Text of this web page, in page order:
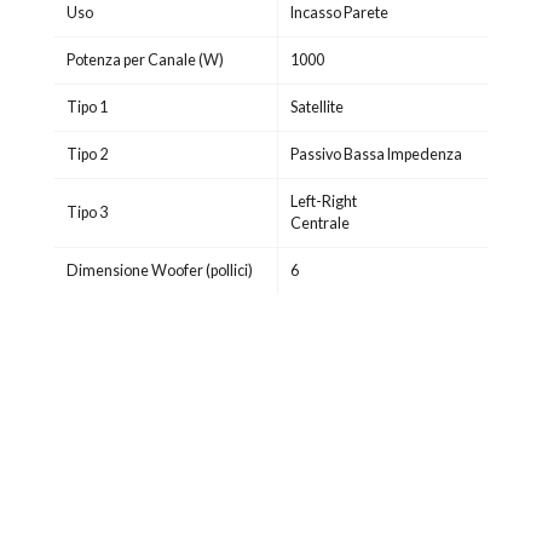
Uso Incasso Parete
Potenza per Canale (W) 1000
Tipo 1 Satellite
Tipo 2 Passivo Bassa Impedenza
Tipo 3
Left-Right
Centrale
Dimensione Woofer (pollici) 6